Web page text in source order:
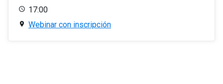
17:00
Webinar con inscripción